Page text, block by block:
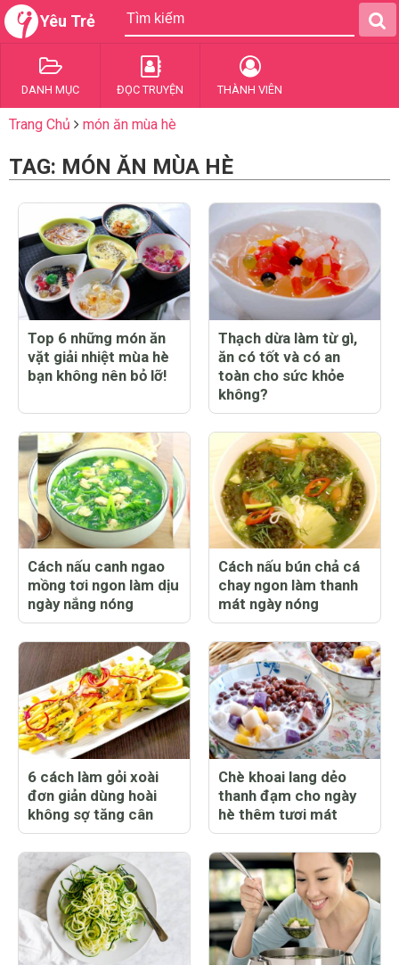
Yêu Trẻ
DANH MỤC ĐỌC TRUYỆN THÀNH VIÊN
Trang Chủ món ăn mùa hè
TAG: MÓN ĂN MÙA HÈ
Top 6 những món ăn
vặt giải nhiệt mùa hè
bạn không nên bỏ lỡ!
Thạch dừa làm từ gì,
ăn có tốt và có an
toàn cho sức khỏe
không?
Cách nấu canh ngao
mồng tơi ngon làm dịu
ngày nắng nóng
Cách nấu bún chả cá
chay ngon làm thanh
mát ngày nóng
6 cách làm gỏi xoài
đơn giản dùng hoài
không sợ tăng cân
Chè khoai lang dẻo
thanh đạm cho ngày
hè thêm tươi mát